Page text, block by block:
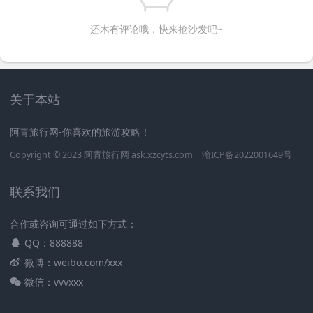
还木有评论哦，快来抢沙发吧~
关于本站
阿青旅行网-你喜欢的旅游攻略！
Copyright © 2023 阿青旅行网 ask.xzcyts.com 渝ICP备2022001649号
联系我们
合作或咨询可通过如下方式：
QQ：888888
微博：weibo.com/xxx
微信：vvvxxx